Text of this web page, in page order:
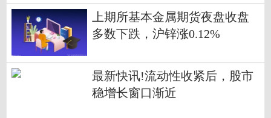
上期所基本金属期货夜盘收盘
多数下跌，沪锌涨0.12%
最新快讯!流动性收紧后，股市
稳增长窗口渐近